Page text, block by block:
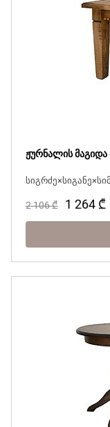
ჟურნალის მაგიდა
2 106₾ 1 264 ₾